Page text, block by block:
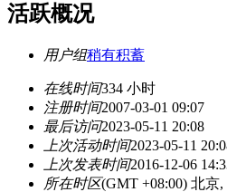
活跃概况
用户组稍有积蓄
在线时间334 小时
注册时间2007-03-01 09:07
最后访问2023-05-11 20:08
上次活动时间2023-05-11
上次发表时间2016-12-06
所在时区(GMT +08:00) 北京